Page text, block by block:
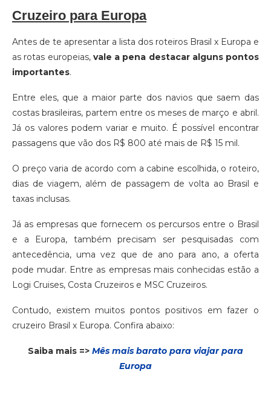
Cruzeiro para Europa
Antes de te apresentar a lista dos roteiros Brasil x Europa e
as rotas europeias, vale a pena destacar alguns pontos
importantes.
Entre eles, que a maior parte dos navios que saem das
costas brasileiras, partem entre os meses de março e abril.
Já os valores podem variar e muito. É possível encontrar
passagens que vão dos R$ 800 até mais de R$ 15 mil.
O preço varia de acordo com a cabine escolhida, o roteiro,
dias de viagem, além de passagem de volta ao Brasil e
taxas inclusas.
Já as empresas que fornecem os percursos entre o Brasil
e a Europa, também precisam ser pesquisadas com
antecedência, uma vez que de ano para ano, a oferta
pode mudar. Entre as empresas mais conhecidas estão a
Logi Cruises, Costa Cruzeiros e MSC Cruzeiros.
Contudo, existem muitos pontos positivos em fazer o
cruzeiro Brasil x Europa. Confira abaixo:
Saiba mais => Mês mais barato para viajar para
Europa